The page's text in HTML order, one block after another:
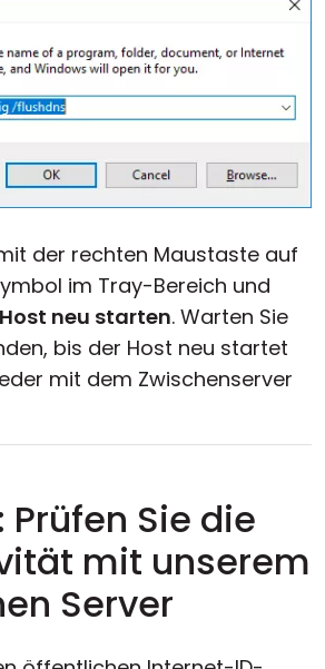
der rechten Maustaste auf
im Tray-Bereich und
Host neu starten. Warten Sie
bis der Host neu startet
mit dem Zwischenserver
Prüfen Sie die
mit unserem
Server